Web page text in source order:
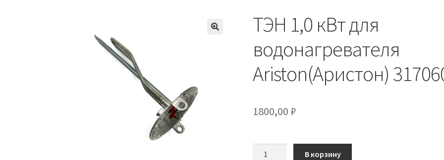
ТЭН 1,0 кВт для
водонагревателя
Ariston(Аристон)
1800,00₽
В корзину